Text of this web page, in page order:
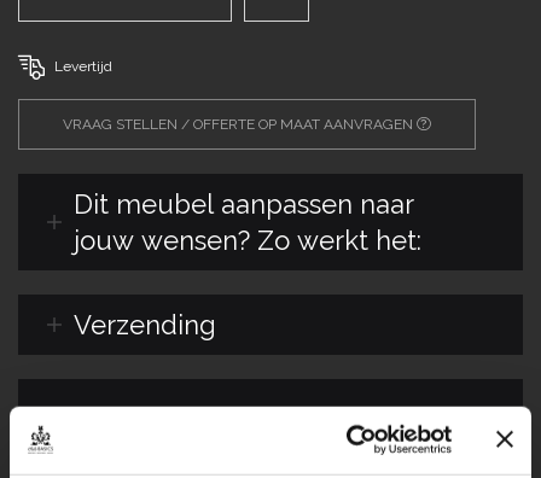
Levertijd
VRAAG STELLEN / OFFERTE OP MAAT AANVRAGEN
Dit meubel aanpassen naar
jouw wensen? Zo werkt het:
Verzending